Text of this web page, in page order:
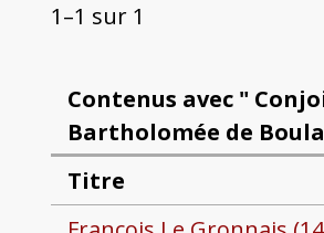
1–1 sur 1
Contenus avec "
Bartholomée de
Titre